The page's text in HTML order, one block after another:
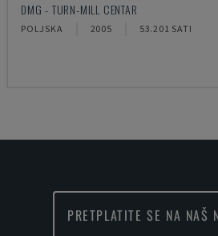
DMG - TURN-MILL CENTAR
POLJSKA 2005 53.201 SATI
PRETPLATITE SE NA NAŠ